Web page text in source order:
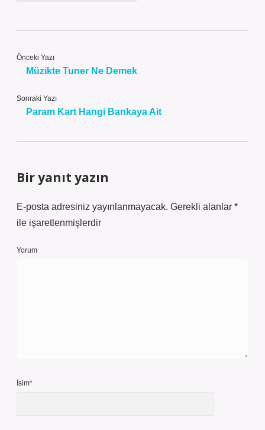
Önceki Yazı
Müzikte Tuner Ne Demek
Sonraki Yazı
Param Kart Hangi Bankaya Ait
Bir yanıt yazın
E-posta adresiniz yayınlanmayacak. Gerekli alanlar *
ile işaretlenmişlerdir
Yorum
İsim*